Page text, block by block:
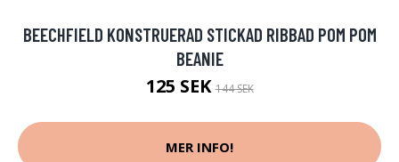
BEECHFIELD KONSTRUERAD STICKAD RIBBAD POM POM
BEANIE
125 SEK144 SEK
MER INFO!